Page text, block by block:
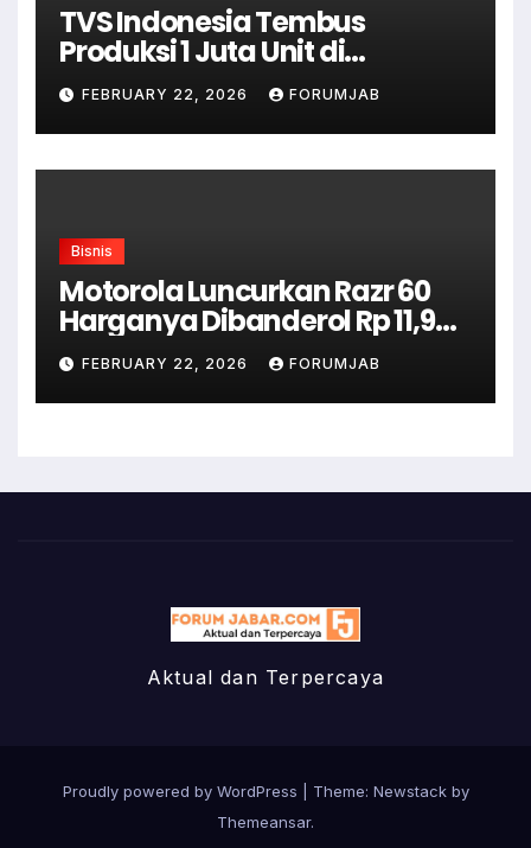
TVS Indonesia Tembus
Produksi 1 Juta Unit di
Karawang
FEBRUARY 22, 2026 FORUMJAB
Bisnis
Motorola Luncurkan Razr 60
Harganya Dibanderol Rp 11,9
Juta
FEBRUARY 22, 2026 FORUMJAB
Aktual dan Terpercaya
Proudly powered by WordPress Theme: Newstackby
Themeansar.